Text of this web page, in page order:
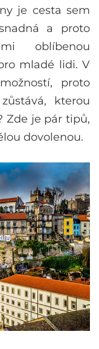
je cesta sem
a proto
oblíbenou
mladé lidi. V
proto
kterou
Zde je pár tipů,
dovolenou.